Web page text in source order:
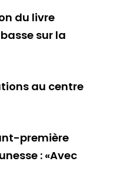
du livre
sur la
au centre
première
: «Avec